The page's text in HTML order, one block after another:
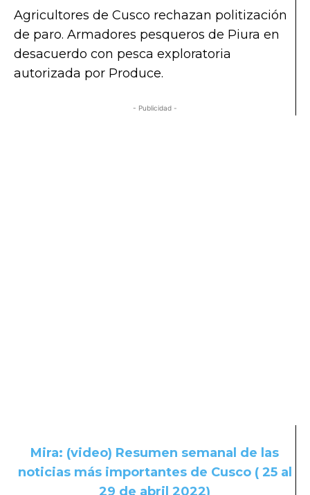
Agricultores de Cusco rechazan politización
de paro. Armadores pesqueros de Piura en
desacuerdo con pesca exploratoria
autorizada por Produce.
- Publicidad -
Mira: (video) Resumen semanal de las
noticias más importantes de Cusco ( 25 al
29 de abril 2022)